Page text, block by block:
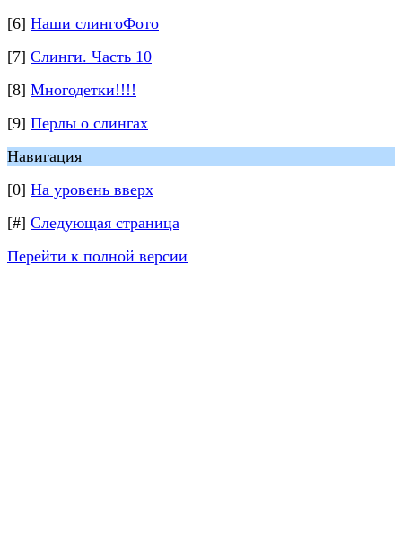
[6] Наши слингоФото
[7] Слинги. Часть 10
[8] Многодетки!!!!
[9] Перлы о слингах
Навигация
[0] На уровень вверх
[#] Следующая страница
Перейти к полной версии